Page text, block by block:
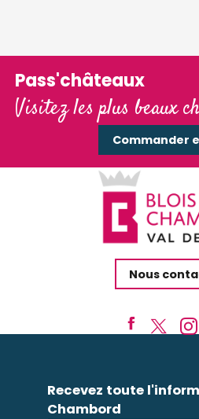
Pass'châteaux
Visitez les plus beaux
Commander
Nous
Recevez toute
Chambord